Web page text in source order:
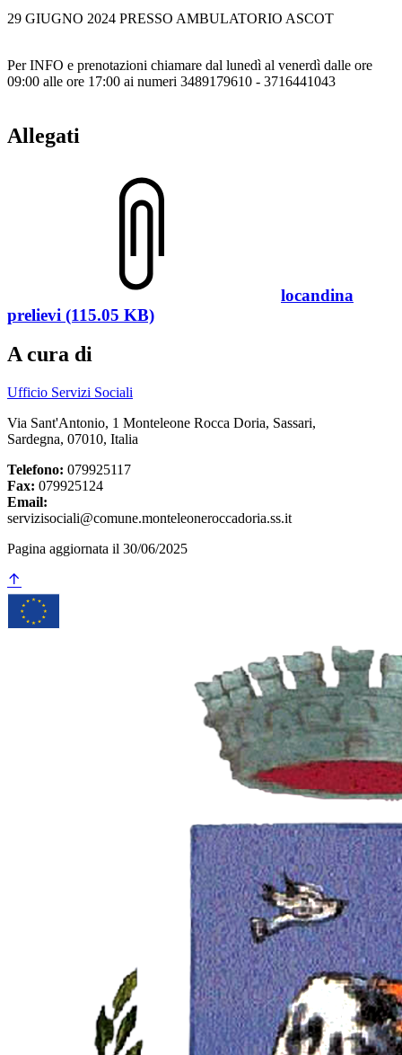
29 GIUGNO 2024 PRESSO AMBULATORIO ASCOT
Per INFO e prenotazioni chiamare dal lunedì al venerdì dalle ore
09:00 alle ore 17:00 ai numeri 3489179610 - 3716441043
Allegati
locandina
prelievi (115.05 KB)
A cura di
Ufficio Servizi Sociali
Via Sant'Antonio, 1 Monteleone Rocca Doria, Sassari,
Sardegna, 07010, Italia
Telefono: 079925117
Fax: 079925124
Email:
servizisociali@comune.monteleoneroccadoria.ss.it
Pagina aggiornata il 30/06/2025